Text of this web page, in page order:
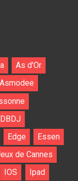
As d'Or
Asmodee
DBDJ
Edge
Essen
de Cannes
IOS
Ipad